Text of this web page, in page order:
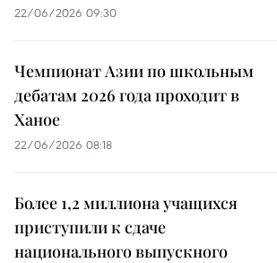
22/06/2026 09:30
Чемпионат Азии по школьным
дебатам 2026 года проходит в
Ханое
22/06/2026 08:18
Более 1,2 миллиона учащихся
приступили к сдаче
национального выпускного